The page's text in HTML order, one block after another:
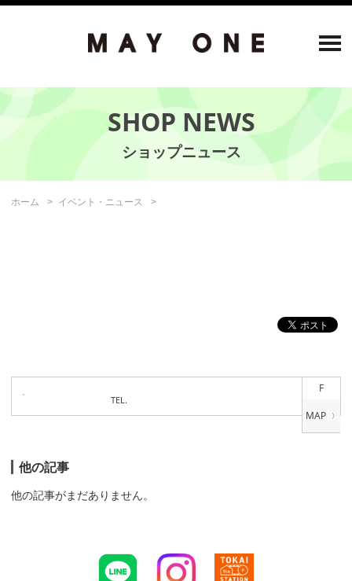
SHOP NEWS
ホーム イベント・ニュース
F
TEL.
他の記事
他の記事がまだありません。